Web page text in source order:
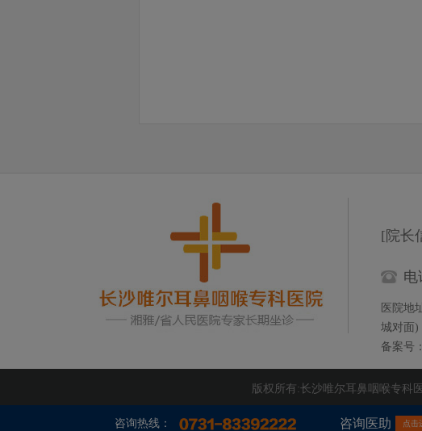
[院长
电
医院地
城对面)
备案号：
版权所有:长沙唯尔耳鼻咽喉专科
咨询热线： 咨询医助 点击